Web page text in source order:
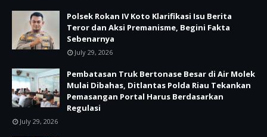
Polsek Rokan IV Koto Klarifikasi Isu Berita
Teror dan Aksi Premanisme, Begini Fakta
Sebenarnya
July 29, 2026
Pembatasan Truk Bertonase Besar di Air Molek
Mulai Dibahas, Ditlantas Polda Riau Tekankan
Pemasangan Portal Harus Berdasarkan
Regulasi
July 29, 2026